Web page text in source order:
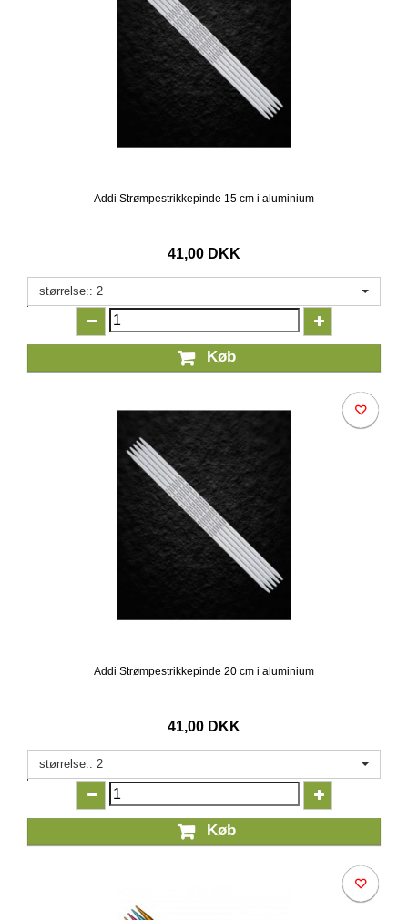
Addi Strømpestrikkepinde 15 cm i aluminium
41,00 DKK
størrelse:: 2
Køb
Addi Strømpestrikkepinde 20 cm i aluminium
41,00 DKK
størrelse:: 2
Køb